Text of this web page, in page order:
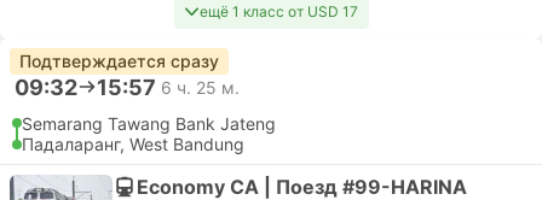
ещё 1 класс от USD 17
Подтверждается сразу
09:32 15:57 6 ч. 25 м.
Semarang Tawang Bank Jateng
Падаларанг, West Bandung
Economy CA | Поезд #99-HARINA